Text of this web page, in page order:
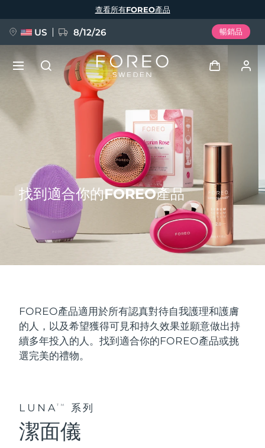
找到適合你的FOREO產品
FOREO產品適用於所有認真對待自我護理和護膚
的人 ，以及希望獲得可見和持久效果並願意做出持
續多年投入的人。找到適合你的FOREO產品或挑
選完美的禮物。
LUNATM 系列
潔面儀
查看所有FOREO產品
US 8/12/26 暢銷品
用戶信息
我的設備
我的訂單
我的地址
FAQ™ Pure Beauty-Tech Elixir
issa™ Teeth Whitening Set
FAQ™ Dual LED Panel
熱門產品
特別優惠
語言
Deutsch
Español
Français
Italiano
Português
Polski
Svenska
Русский
Türkçe
繁體中文
發貨國家
英國 預計送達日期8/11/26
西班牙
法國
德國